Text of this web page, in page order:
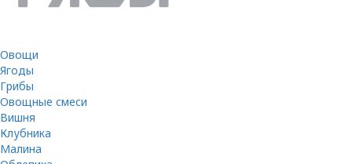
Овощи
Ягоды
Грибы
Овощные смеси
Вишня
Клубника
Малина